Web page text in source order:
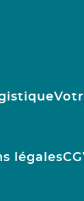
légales